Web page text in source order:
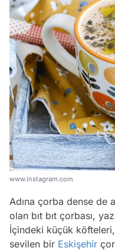
www.instagram.com
Adına çorba dense de
olan bıt bıt çorbası,
İçindeki küçük
sevilen bir Eskişehir